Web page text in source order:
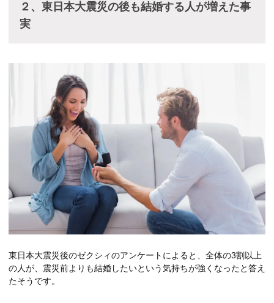
２、東日本大震災の後も結婚する人が増えた事
実
東日本大震災後のゼクシィのアンケートによると、全体の3割以上
の人が、震災前よりも結婚したいという気持ちが強くなったと答え
たそうです。